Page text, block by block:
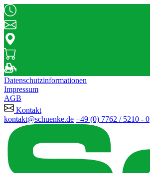
Datenschutzinformationen
Impressum
AGB
Kontakt
kontakt@schuenke.de +49 (0) 7762 / 5210 - 0